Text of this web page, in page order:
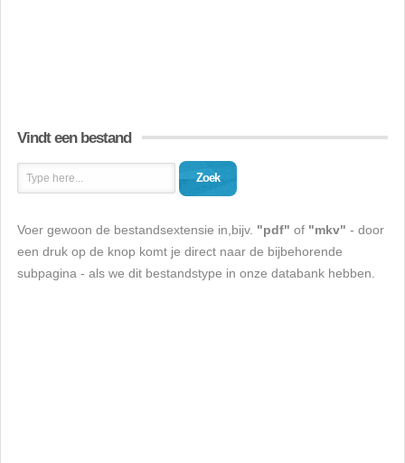
Vindt een bestand
Zoek
Voer gewoon de bestandsextensie in,bijv. "pdf" of "mkv" - door
een druk op de knop komt je direct naar de bijbehorende
subpagina - als we dit bestandstype in onze databank hebben.